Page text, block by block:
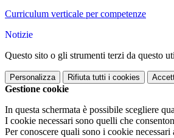
Curriculum verticale per competenze
Notizie
Questo sito o gli strumenti terzi da questo
Personalizza Rifiuta tutti i cookies
Gestione cookie
In questa schermata è possibile scegliere
I cookie necessari sono quelli che
Per conoscere quali sono i cookie